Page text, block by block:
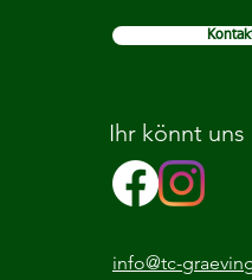
Ihr könnt
info@tc-